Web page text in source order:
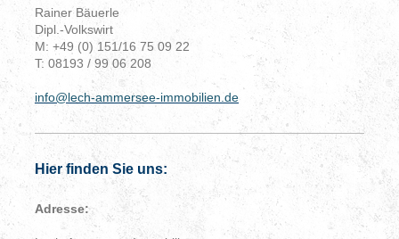
Rainer Bäuerle
Dipl.-Volkswirt
M: +49 (0) 151/16 75 09 22
T: 08193 / 99 06 208
info@lech-ammersee-immobilien.de
Hier finden Sie uns:
Adresse: